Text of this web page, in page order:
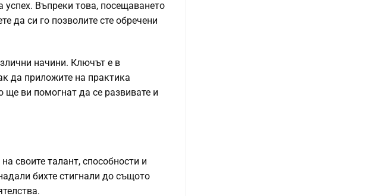
успех. Въпреки това, посещаването
да си го позволите сте обречени
начини. Ключът е в
да приложите на практика
ще ви помогнат да се развивате и
своите талант, способности и
бихте стигнали до същото